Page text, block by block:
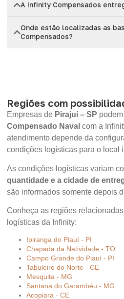
A Infinity Compensados
Onde estão localizadas as
Compensados?
Regiões com
Empresas de Pirajuí – SP
Compensado Naval com a
atendimento depende da
condições logísticas para o local
As condições logísticas variam
quantidade e a cidade de
são informados somente depois
Conheça as regiões
logísticas da Infinity:
Ipiranga do Piauí - PI
Chapada da Natividade - TO
Campo Grande do Piauí - PI
Tabuleiro do Norte - CE
Mesquita - MG
Santana do Garambéu - MG
Acopiara - CE